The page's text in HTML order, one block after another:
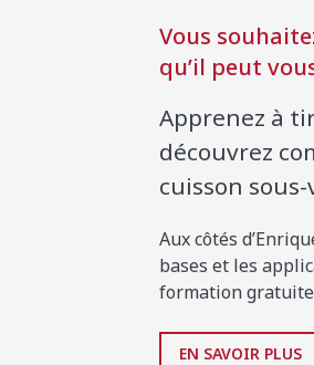
Vous
qu’il peut
Apprenez à
découvrez
cuisson sous-
Aux côtés
bases et les
formation
EN SAVOIR PLUS